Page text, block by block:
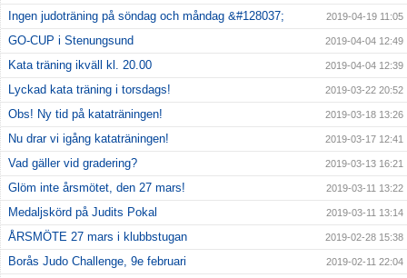
Ingen judoträning på söndag och måndag &#128037; 2019-04-19 11:05
GO-CUP i Stenungsund 2019-04-04 12:49
Kata träning ikväll kl. 20.00 2019-04-04 12:39
Lyckad kata träning i torsdags! 2019-03-22 20:52
Obs! Ny tid på kataträningen! 2019-03-18 13:26
Nu drar vi igång kataträningen! 2019-03-17 12:41
Vad gäller vid gradering? 2019-03-13 16:21
Glöm inte årsmötet, den 27 mars! 2019-03-11 13:22
Medaljskörd på Judits Pokal 2019-03-11 13:14
ÅRSMÖTE 27 mars i klubbstugan 2019-02-28 15:38
Borås Judo Challenge, 9e februari 2019-02-11 22:04